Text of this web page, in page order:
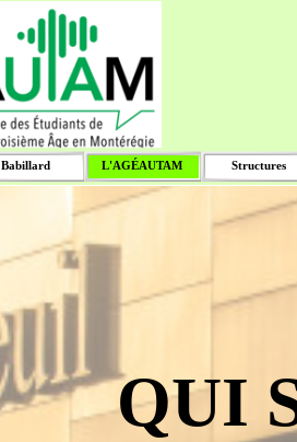
Rechercher
Babillard L'AGÉAUTAM ▼
Structures
QUI